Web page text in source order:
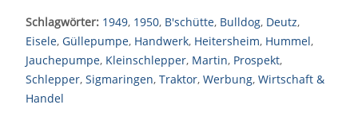
Schlagwörter: 1949, 1950, B'schütte, Bulldog, Deutz,
Eisele, Güllepumpe, Handwerk, Heitersheim, Hummel,
Jauchepumpe, Kleinschlepper, Martin, Prospekt,
Schlepper, Sigmaringen, Traktor, Werbung, Wirtschaft &
Handel